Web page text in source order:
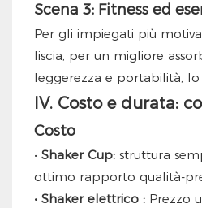
Scena 3: Fitness ed
Per gli impiegati più
liscia, per un migliore
leggerezza e portabilità,
IV. Costo e durata:
Costo
• Shaker Cup:struttura
ottimo rapporto qualità-
• Shaker elettrico:Prezzo